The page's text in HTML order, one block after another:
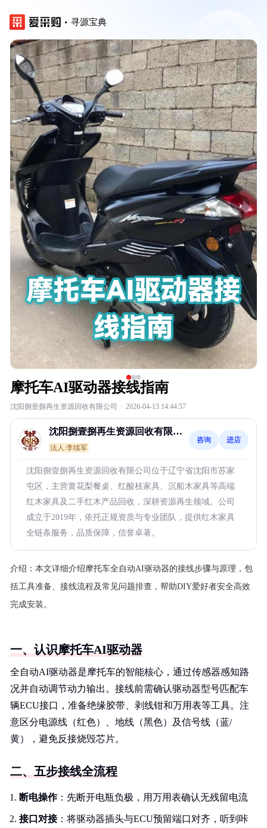
寻源宝典
‹ ›
摩托车AI驱动器接线指南
沈阳捌壹捌再生资源回收有限公司 · 2026-04-13 14:44:57
沈阳捌壹捌再生资源回收有限公
司
法人:李续军
咨询 进店
沈阳捌壹捌再生资源回收有限公司位于辽宁省沈阳市苏家
屯区，主营黄花梨餐桌、红酸枝家具、沉船木家具等高端
红木家具及二手红木产品回收，深耕资源再生领域。公司
成立于2019年，依托正规资质与专业团队，提供红木家具
全链条服务，品质保障，信誉卓著。
介绍： 本文详细介绍摩托车全自动AI驱动器的接线步骤与原理，包
括工具准备、接线流程及常见问题排查，帮助DIY爱好者安全高效
完成安装。
一、认识摩托车AI驱动器
全自动AI驱动器是摩托车的智能核心，通过传感器感知路
况并自动调节动力输出。接线前需确认驱动器型号匹配车
辆ECU接口，准备绝缘胶带、剥线钳和万用表等工具。注
意区分电源线（红色）、地线（黑色）及信号线（蓝/
黄），避免反接烧毁芯片。
二、五步接线全流程
断电操作：先断开电瓶负极，用万用表确认无残留电流
接口对接：将驱动器插头与ECU预留端口对齐，听到咔